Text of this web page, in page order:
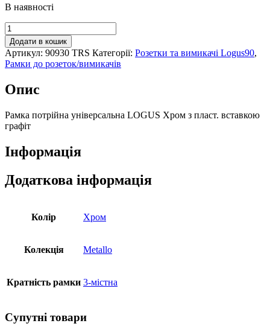
В наявності
Рамка
потрiйна
універсальна
LOGUS
Хром
пласт.
графіт,
90930
кількість
Додати в кошик
Артикул: 90930 TRS Категорії: Розетки та вимикачі Logus90,
Рамки до розеток/вимикачів
Опис
Рамка потрiйна універсальна LOGUS Хром з пласт. вставкою
графіт
Інформація
Додаткова інформація
Колір Хром
Колекція Metallo
Кратність рамки 3-містна
Супутні товари